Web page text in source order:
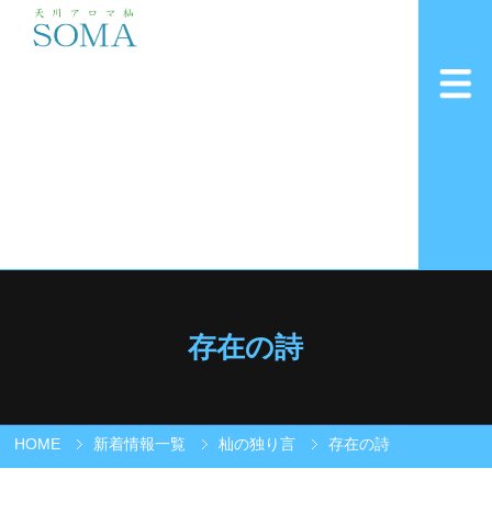
存在の詩
HOME 新着情報一覧 杣の独り言 存在の詩